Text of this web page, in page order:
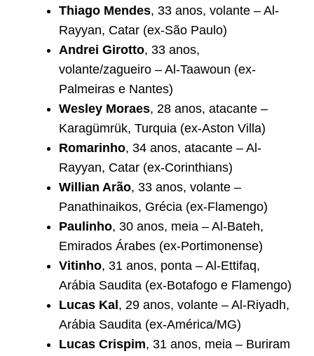
Thiago Mendes, 33 anos, volante – Al-
Rayyan, Catar (ex-São Paulo)
Andrei Girotto, 33 anos,
volante/zagueiro – Al-Taawoun (ex-
Palmeiras e Nantes)
Wesley Moraes, 28 anos, atacante –
Karagümrük, Turquia (ex-Aston Villa)
Romarinho, 34 anos, atacante – Al-
Rayyan, Catar (ex-Corinthians)
Willian Arão, 33 anos, volante –
Panathinaikos, Grécia (ex-Flamengo)
Paulinho, 30 anos, meia – Al-Bateh,
Emirados Árabes (ex-Portimonense)
Vitinho, 31 anos, ponta – Al-Ettifaq,
Arábia Saudita (ex-Botafogo e Flamengo)
Lucas Kal , 29 anos, volante – Al-Riyadh,
Arábia Saudita (ex-América/MG)
Lucas Crispim, 31 anos, meia – Buriram